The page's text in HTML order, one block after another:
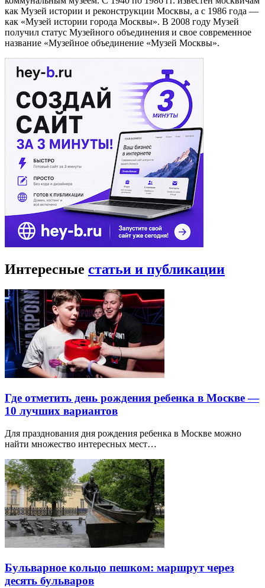
как Музей истории и реконструкции Москвы, а с 1986 года —
как «Музей истории города Москвы». В 2008 году Музей
получил статус Музейного объединения и свое современное
название «Музейное объединение «Музей Москвы».
Интересные статьи и публикации
Где отметить день рождения ребенка в Москве —
10 лучших вариантов
Для празднования дня рождения ребенка в Москве можно
найти множество интересных мест…
Бульварное кольцо пешком: маршрут через
десять бульваров